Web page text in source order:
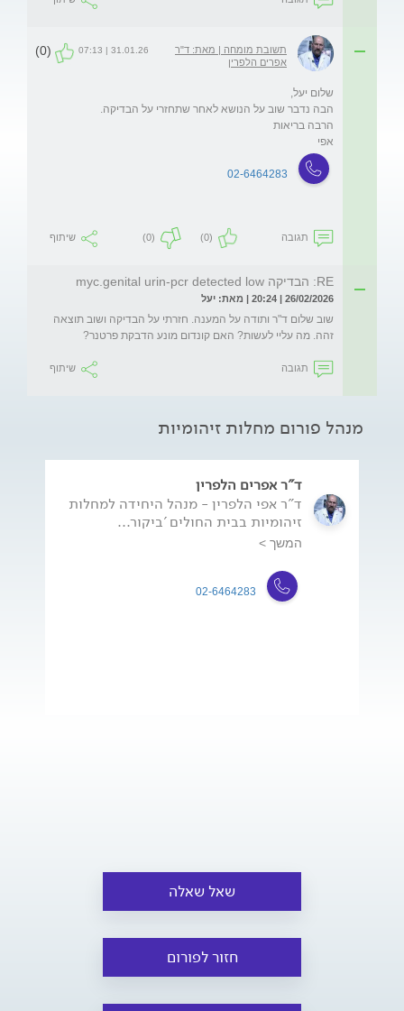
תשובת מומחה | מאת: ד"ר
אפרים הלפרין
31.01.26 | 07:13
(0)
אפי
02-6464283
תגובה (0)
(0) שיתוף
RE: הבדיקה myc.genital urin-pcr detected low
26/02/2026 | 20:24 | מאת: יעל
שוב שלום ד"ר ותודה על המענה. חזרתי על הבדיקה ושוב תוצאה
זהה. מה עליי לעשות? האם קונדום מונע הדבקת פרטנר?
תגובה שיתוף
מנהל פורום מחלות זיהומיות
ד"ר אפרים הלפרין
ד"ר אפי הלפרין - מנהל היחידה למחלות
זיהומיות בבית החולים 'ביקור...
המשך >
02-6464283
שאל שאלה
חזור לפורום